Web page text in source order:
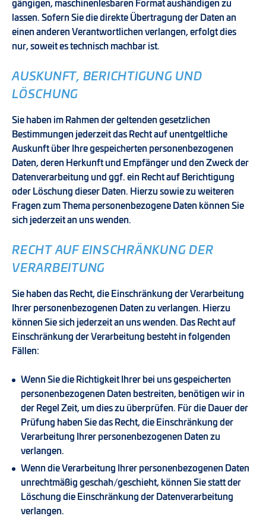
gängigen, maschinenlesbaren Format aushändigen zu
lassen. Sofern Sie die direkte Übertragung der Daten an
einen anderen Verantwortlichen verlangen, erfolgt dies
nur, soweit es technisch machbar ist.
AUSKUNFT, BERICHTIGUNG UND
LÖSCHUNG
Sie haben im Rahmen der geltenden gesetzlichen
Bestimmungen jederzeit das Recht auf unentgeltliche
Auskunft über Ihre gespeicherten personenbezogenen
Daten, deren Herkunft und Empfänger und den Zweck der
Datenverarbeitung und ggf. ein Recht auf Berichtigung
oder Löschung dieser Daten. Hierzu sowie zu weiteren
Fragen zum Thema personenbezogene Daten können Sie
sich jederzeit an uns wenden.
RECHT AUF EINSCHRÄNKUNG DER
VERARBEITUNG
Sie haben das Recht, die Einschränkung der Verarbeitung
Ihrer personenbezogenen Daten zu verlangen. Hierzu
können Sie sich jederzeit an uns wenden. Das Recht auf
Einschränkung der Verarbeitung besteht in folgenden
Fällen:
Wenn Sie die Richtigkeit Ihrer bei uns gespeicherten
personenbezogenen Daten bestreiten, benötigen wir in
der Regel Zeit, um dies zu überprüfen. Für die Dauer der
Prüfung haben Sie das Recht, die Einschränkung der
Verarbeitung Ihrer personenbezogenen Daten zu
verlangen.
Wenn die Verarbeitung Ihrer personenbezogenen Daten
unrechtmäßig geschah/geschieht, können Sie statt der
Löschung die Einschränkung der Datenverarbeitung
verlangen.